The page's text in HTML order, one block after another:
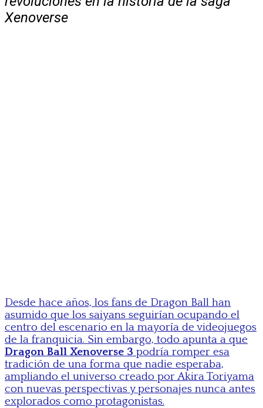
Xenoverse
Desde hace años, los fans de Dragon Ball han
asumido que los saiyans seguirían ocupando el
centro del escenario en la mayoría de videojuegos
de la franquicia. Sin embargo, todo apunta a que
Dragon Ball Xenoverse 3 podría romper esa
tradición de una forma que nadie esperaba,
ampliando el universo creado por Akira Toriyama
con nuevas perspectivas y personajes nunca antes
explorados como protagonistas.